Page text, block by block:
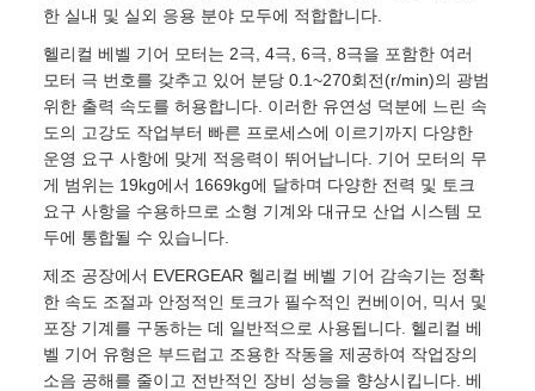
한 실내 및 실외 응용 분야 모두에 적합합니다.
헬리컬 베벨 기어 모터는 2극, 4극, 6극, 8극을 포함한 여러
모터 극 번호를 갖추고 있어 분당 0.1~270회전(r/min)의 광범
위한 출력 속도를 허용합니다. 이러한 유연성 덕분에 느린 속
도의 고강도 작업부터 빠른 프로세스에 이르기까지 다양한
운영 요구 사항에 맞게 적응력이 뛰어납니다. 기어 모터의 무
게 범위는 19kg에서 1669kg에 달하며 다양한 전력 및 토크
요구 사항을 수용하므로 소형 기계와 대규모 산업 시스템 모
두에 통합될 수 있습니다.
제조 공장에서 EVERGEAR 헬리컬 베벨 기어 감속기는 정확
한 속도 조절과 안정적인 토크가 필수적인 컨베이어, 믹서 및
포장 기계를 구동하는 데 일반적으로 사용됩니다. 헬리컬 베
벨 기어 유형은 부드럽고 조용한 작동을 제공하여 작업장의
소음 공해를 줄이고 전반적인 장비 성능을 향상시킵니다. 베